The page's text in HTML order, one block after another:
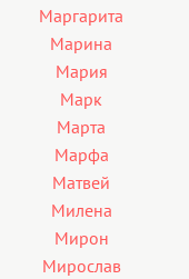
Маргарита
Марина
Мария
Марк
Марта
Марфа
Матвей
Милена
Мирон
Мирослав